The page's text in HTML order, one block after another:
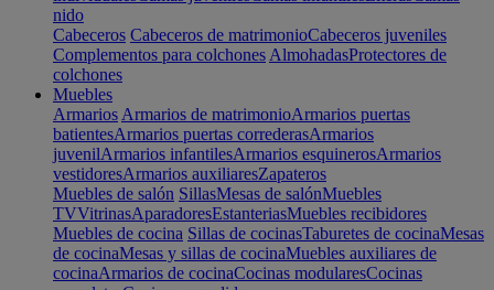
nido
Cabeceros Cabeceros de matrimonioCabeceros juveniles
Complementos para colchones AlmohadasProtectores de
colchones
Muebles
Armarios Armarios de matrimonioArmarios puertas
batientesArmarios puertas correderasArmarios
juvenilArmarios infantilesArmarios esquinerosArmarios
vestidoresArmarios auxiliaresZapateros
Muebles de salón SillasMesas de salónMuebles
TVVitrinasAparadoresEstanteriasMuebles recibidores
Muebles de cocina Sillas de cocinasTaburetes de cocinaMesas
de cocinaMesas y sillas de cocinaMuebles auxiliares de
cocinaArmarios de cocinaCocinas modularesCocinas